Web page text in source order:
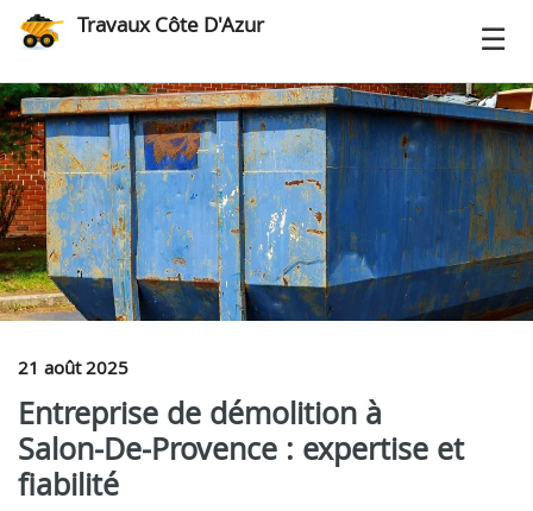
Travaux Côte D'Azur
21 août 2025
Entreprise de démolition à
Salon‑De‑Provence : expertise et
fiabilité